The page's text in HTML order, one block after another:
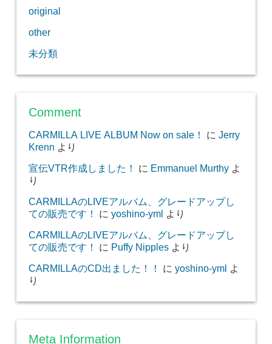
original
other
未分類
Comment
CARMILLA LIVE ALBUM Now on sale！ に Jerry
Krenn より
宣伝VTR作成しました！
に Emmanuel Murthyよ
り
CARMILLAのLIVEアルバム、グレードアップし
ての販売です！
に yoshino-yml より
CARMILLAのLIVEアルバム、グレードアップし
ての販売です！
に Puffy Nipplesより
CARMILLAのCD出ました！！
に yoshino-yml よ
り
Meta Information